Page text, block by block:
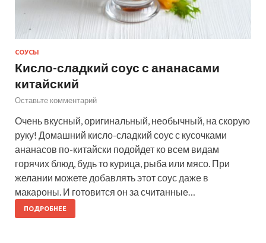
СОУСЫ
Кисло-сладкий соус с ананасами
китайский
Оставьте комментарий
Очень вкусный, оригинальный, необычный, на скорую
руку! Домашний кисло-сладкий соус с кусочками
ананасов по-китайски подойдет ко всем видам
горячих блюд, будь то курица, рыба или мясо. При
желании можете добавлять этот соус даже в
макароны. И готовится он за считанные…
ПОДРОБНЕЕ